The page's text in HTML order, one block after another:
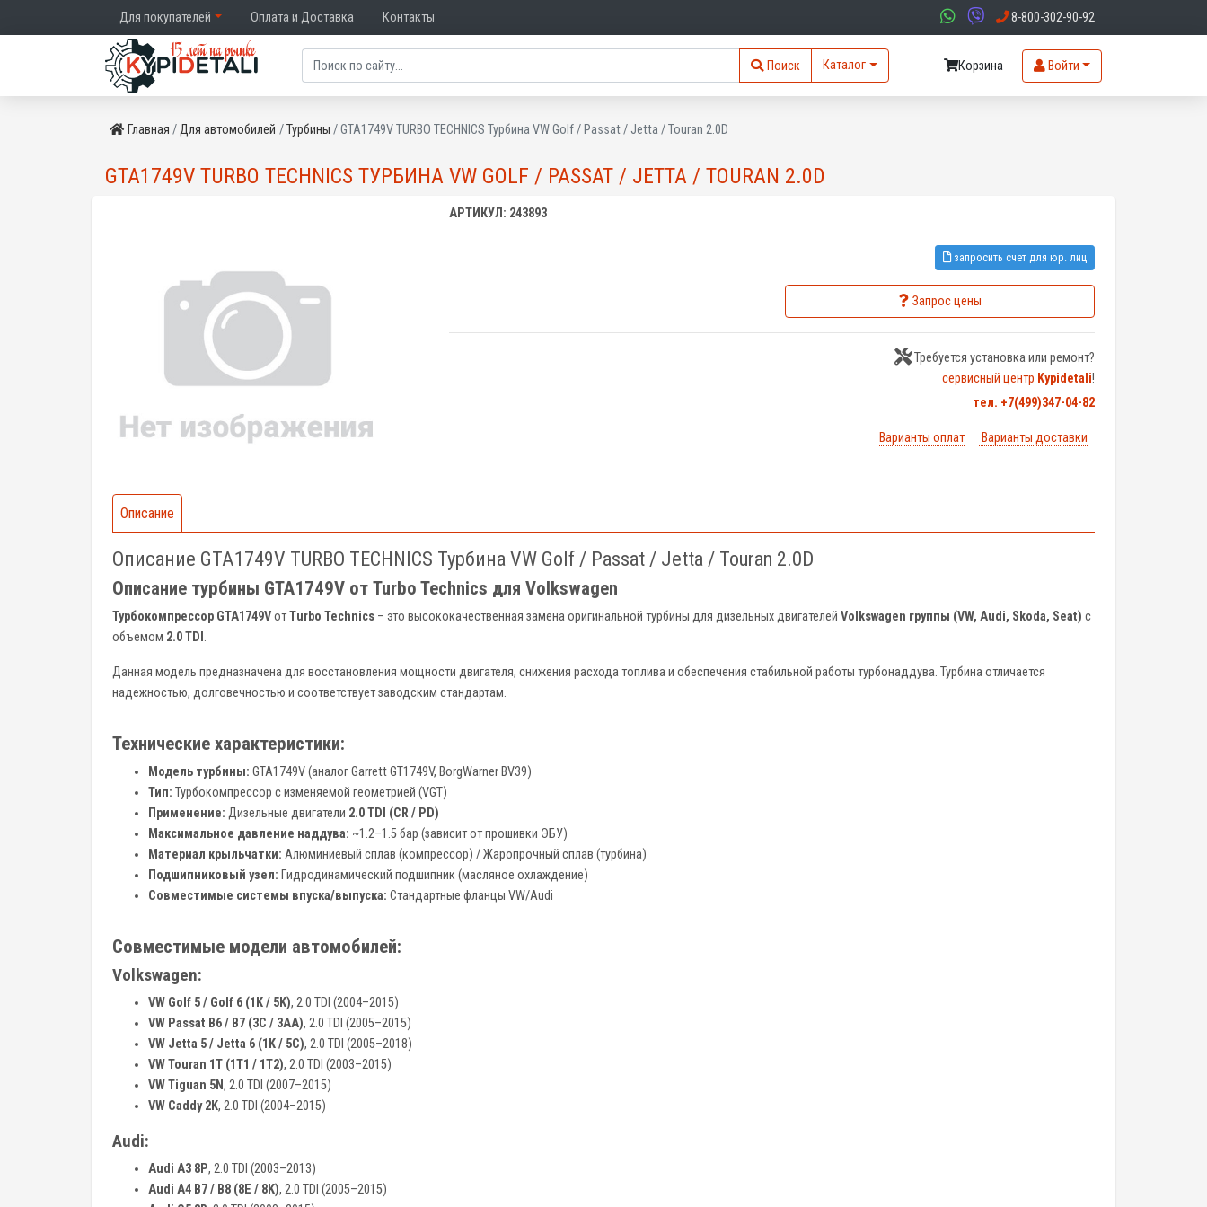
Для покупателей Оплата и Доставка Контакты 8-800-302-90-92
Поиск Каталог Корзина Войти
Главная Для автомобилей Турбины GTA1749V TURBO TECHNICS Турбина VW Golf / Passat / Jetta / Touran 2.0D
GTA1749V TURBO TECHNICS ТУРБИНА VW GOLF / PASSAT / JETTA / TOURAN 2.0D
АРТИКУЛ: 243893
запросить счет для юр. лиц
Запрос цены
Требуется установка или ремонт?
сервисный центр Kypidetali!
тел. +7(499)347-04-82
Варианты оплат Варианты доставки
Описание
Описание GTA1749V TURBO TECHNICS Турбина VW Golf / Passat / Jetta / Touran 2.0D
Описание турбины GTA1749V от Turbo Technics для Volkswagen
Турбокомпрессор GTA1749VотTurbo Technics – это высококачественная замена оригинальной турбины для дизельных двигателей Volkswagen группы (VW, Audi, Skoda, Seat) с
объемом 2.0 TDI .
Данная модель предназначена для восстановления мощности двигателя, снижения расхода топлива и обеспечения стабильной работы турбонаддува. Турбина отличается
надежностью, долговечностью и соответствует заводским стандартам.
Технические характеристики:
Модель турбины: GTA1749V (аналог Garrett GT1749V, BorgWarner BV39)
Тип: Турбокомпрессор с изменяемой геометрией (VGT)
Применение: Дизельные двигатели 2.0 TDI (CR / PD)
Максимальное давление наддува: ~1.2–1.5 бар (зависит от прошивки ЭБУ)
Материал крыльчатки: Алюминиевый сплав (компрессор) / Жаропрочный сплав (турбина)
Подшипниковый узел: Гидродинамический подшипник (масляное охлаждение)
Совместимые системы впуска/выпуска: Стандартные фланцы VW/Audi
Совместимые модели автомобилей:
Volkswagen:
VW Golf 5 / Golf 6 (1K / 5K), 2.0 TDI (2004–2015)
VW Passat B6 / B7 (3C / 3AA), 2.0 TDI (2005–2015)
VW Jetta 5 / Jetta 6 (1K / 5C), 2.0 TDI (2005–2018)
VW Touran 1T (1T1 / 1T2), 2.0 TDI (2003–2015)
VW Tiguan 5N, 2.0 TDI (2007–2015)
VW Caddy 2K, 2.0 TDI (2004–2015)
Audi:
Audi A3 8P, 2.0 TDI (2003–2013)
Audi A4 B7 / B8 (8E / 8K), 2.0 TDI (2005–2015)